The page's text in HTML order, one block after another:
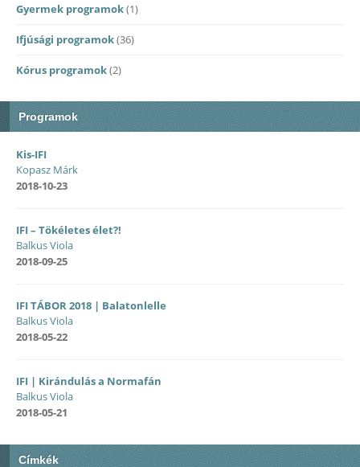
Gyermek programok(1)
Ifjúsági programok(36)
Kórus programok(2)
Programok
Kis-IFI
Kopasz Márk
2018-10-23
IFI – Tökéletes élet?!
Balkus Viola
2018-09-25
IFI TÁBOR 2018 | Balatonlelle
Balkus Viola
2018-05-22
IFI | Kirándulás a Normafán
Balkus Viola
2018-05-21
Címkék